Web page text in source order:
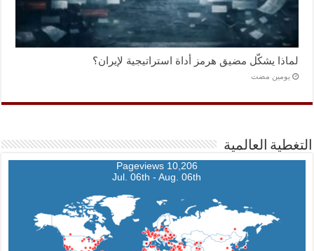
لماذا يشكّل مضيق هرمز أداة استراتيجية لإيران؟
‏يومين مضت
التغطية العالمية
10,206 Pageviews
Jul. 06th - Aug. 06th